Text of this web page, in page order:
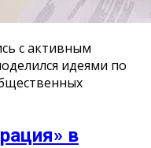
с активным
идеями по
в